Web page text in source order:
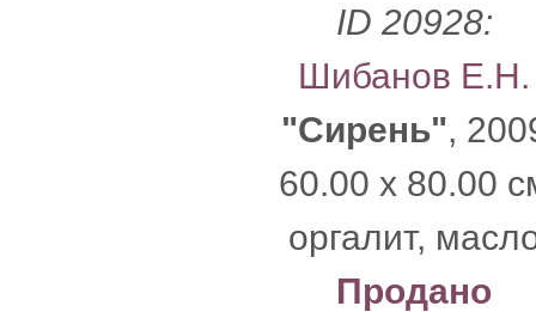
ID 20928:
Шибанов Е.Н.
"Сирень",
60.00 x 80.00
оргалит,
Продано